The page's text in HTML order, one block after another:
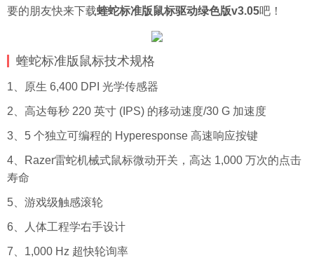
要的朋友快来下载蝰蛇标准版鼠标驱动绿色版v3.05吧！
蝰蛇标准版鼠标技术规格
1、原生 6,400 DPI 光学传感器
2、高达每秒 220 英寸 (IPS) 的移动速度/30 G 加速度
3、5 个独立可编程的 Hyperesponse 高速响应按键
4、Razer雷蛇机械式鼠标微动开关，高达 1,000 万次的点击
寿命
5、游戏级触感滚轮
6、人体工程学右手设计
7、1,000 Hz 超快轮询率